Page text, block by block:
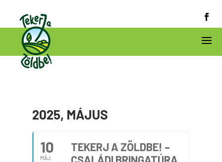
2025, MÁJUS
10
MÁJ.
TEKERJ A ZÖLDBE! –